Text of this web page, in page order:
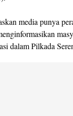
media punya
dalam Pilkada